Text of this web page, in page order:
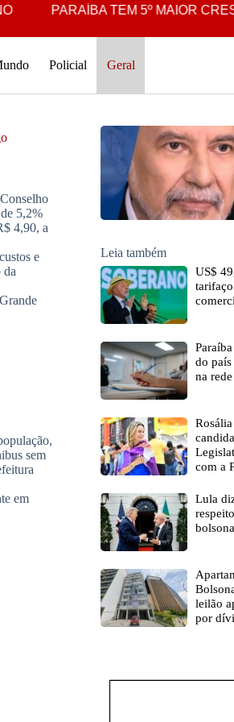
PARAÍBA TEM 5º MAIOR
Policial Geral
5,2%
4,90, a
e
da
sem
em
Leia também
US$
do
na
com a
Lula
leilão
por